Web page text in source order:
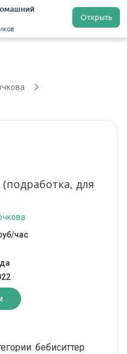
Открыть
Регистрация
для
час
бебиситтер